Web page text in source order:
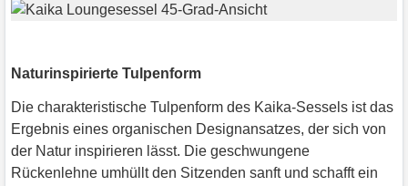
Naturinspirierte Tulpenform
Die charakteristische Tulpenform des Kaika-Sessels ist das
Ergebnis eines organischen Designansatzes, der sich von
der Natur inspirieren lässt. Die geschwungene
Rückenlehne umhüllt den Sitzenden sanft und schafft ein